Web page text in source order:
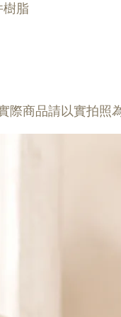
樹脂
際商品請以實拍照